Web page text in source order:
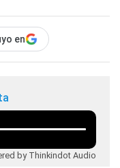
en
by Thinkindot Audio